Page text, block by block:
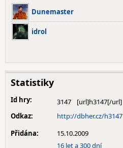
Dunemaster
idrol
Statistiky
Id hry:
3147
Odkaz:
http://dbher.cz/h3147
Přidána:
15.10.2009
16 let a 300 dní